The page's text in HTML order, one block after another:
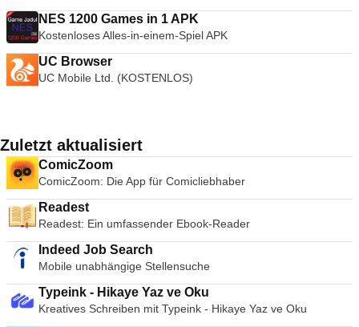
NES 1200 Games in 1 APK
Kostenloses Alles-in-einem-Spiel APK
UC Browser
UC Mobile Ltd. (KOSTENLOS)
Zuletzt aktualisiert
ComicZoom
ComicZoom: Die App für Comicliebhaber
Readest
Readest: Ein umfassender Ebook-Reader
Indeed Job Search
Mobile unabhängige Stellensuche
Typeink - Hikaye Yaz ve Oku
Kreatives Schreiben mit Typeink - Hikaye Yaz ve Oku